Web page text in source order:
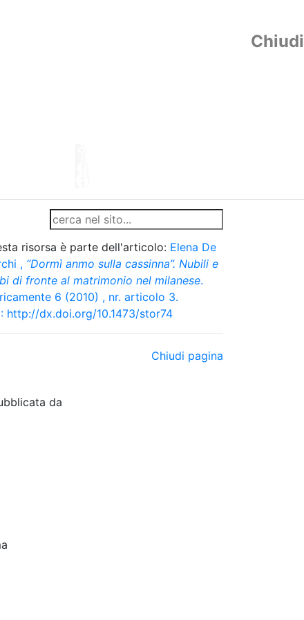
Chiudi
risorsa è parte dell'articolo: Elena De
, “Dormì anmo sulla cassinna”. Nubili e
di fronte al matrimonio nel milanese.
6 (2010) , nr. articolo 3.
http://dx.doi.org/10.1473/stor74
Chiudi pagina
da